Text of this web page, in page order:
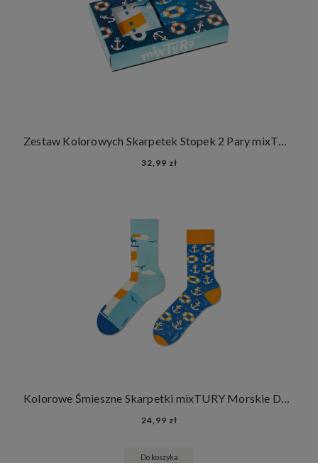
Zestaw Kolorowych Skarpetek Stopek 2 Pary mixTURY Morskie Śmieszne Damskie Męskie Latarnia Morska Koła i Kotwice
32,99 zł
Kolorowe Śmieszne Skarpetki mixTURY Morskie Damskie Męskie Długie Latarnia Morska Koła i Kotwice
24,99 zł
Do koszyka